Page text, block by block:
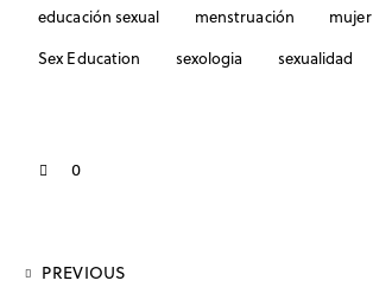
educación sexual menstruación
mujer
Sex Education
sexologia sexualidad
0
PREVIOUS